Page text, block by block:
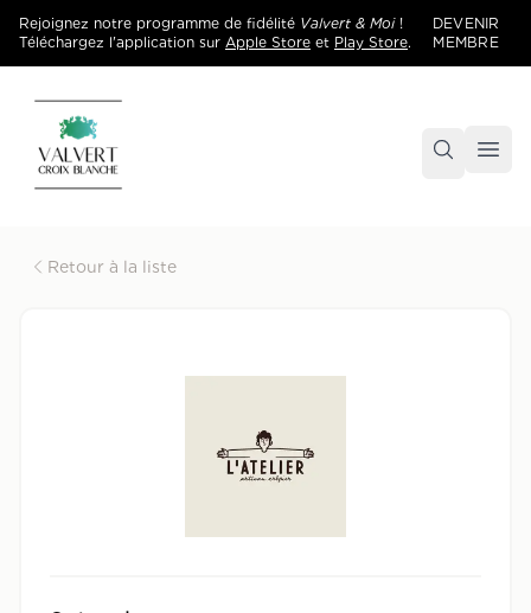
Rejoignez notre programme de fidélité Valvert & Moi!
Téléchargez l'application sur Apple Store et Play Store.
DEVENIR
MEMBRE
Accueil
Retour à la liste